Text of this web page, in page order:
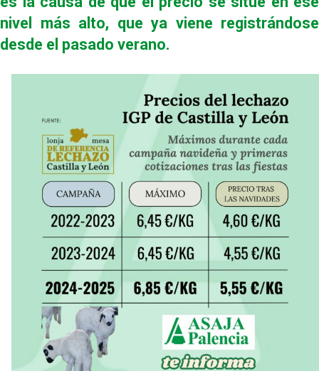
nivel más alto, que ya viene registrándose
desde el pasado verano.